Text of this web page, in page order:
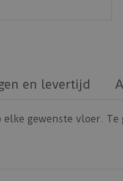
en levertijd
gewenste vloer.